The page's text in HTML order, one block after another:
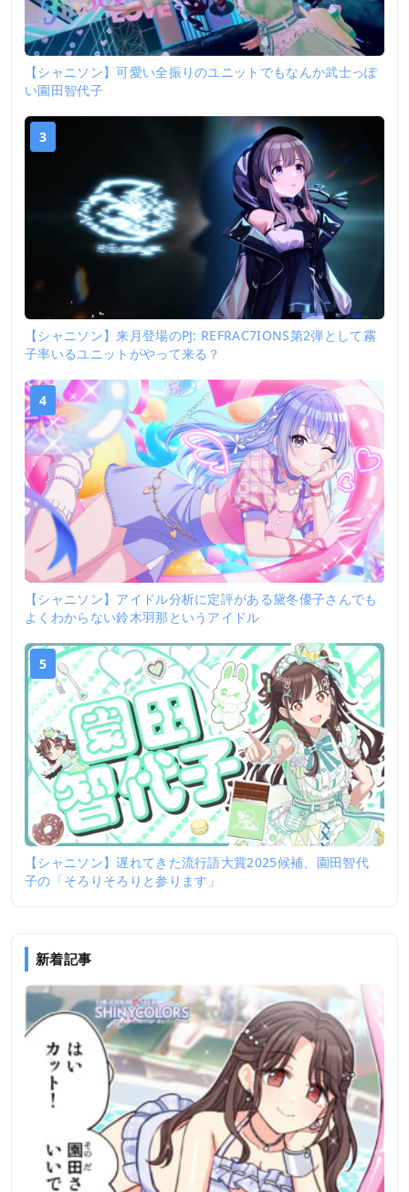
【シャニソン】可愛い全振りのユニットでもなんか武士っぽ
い園田智代子
3
【シャニソン】来月登場のPJ: REFRAC7IONS第2弾として霧
子率いるユニットがやって来る？
4
【シャニソン】アイドル分析に定評がある黛冬優子さんでも
よくわからない鈴木羽那というアイドル
5
【シャニソン】遅れてきた流行語大賞2025候補、園田智代
子の「そろりそろりと参ります」
新着記事